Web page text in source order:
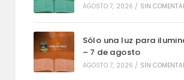
AGOSTO 7, 2026 / SIN
Sólo una luz para
– 7 de agosto
AGOSTO 7, 2026 / SIN